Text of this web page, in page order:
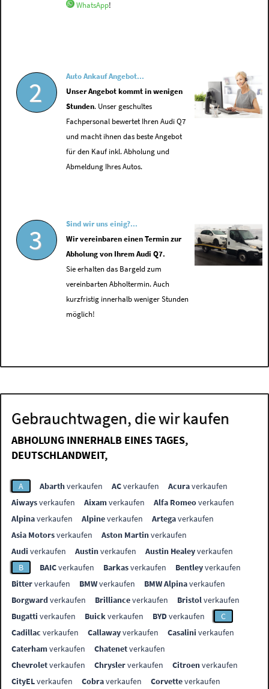
WhatsApp!
2
Auto Ankauf Angebot...
Unser Angebot kommt in wenigen
Stunden. Unser geschultes
Fachpersonal bewertet Ihren Audi Q7
und macht ihnen das beste Angebot
für den Kauf inkl. Abholung und
Abmeldung Ihres Autos.
3
Sind wir uns einig?...
Wir vereinbaren einen Termin zur
Abholung von Ihrem Audi Q7.
Sie erhalten das Bargeld zum
vereinbarten Abholtermin. Auch
kurzfristig innerhalb weniger Stunden
möglich!
Gebrauchtwagen, die wir kaufen
ABHOLUNG INNERHALB EINES TAGES,
DEUTSCHLANDWEIT,
A Abarthverkaufen ACverkaufen Acuraverkaufen
Aiwaysverkaufen Aixamverkaufen Alfa Romeoverkaufen
Alpinaverkaufen Alpineverkaufen Artegaverkaufen
Asia Motorsverkaufen Aston Martinverkaufen
Audi verkaufen Austinverkaufen Austin Healeyverkaufen
B
BAICverkaufen Barkasverkaufen Bentleyverkaufen
Bitterverkaufen BMWverkaufen BMW Alpinaverkaufen
Borgwardverkaufen Brillianceverkaufen Bristolverkaufen
Bugatti verkaufen Buickverkaufen BYDverkaufen
C
Cadillac verkaufen Callawayverkaufen Casalini verkaufen
Caterhamverkaufen Chatenetverkaufen
Chevroletverkaufen Chryslerverkaufen Citroenverkaufen
CityELverkaufen Cobraverkaufen Corvetteverkaufen